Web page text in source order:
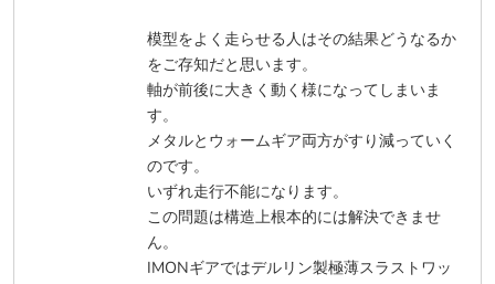
模型をよく走らせる人はその結果どうなるか
をご存知だと思います。
軸が前後に大きく動く様になってしまいま
す。
メタルとウォームギア両方がすり減っていく
のです。
いずれ走行不能になります。
この問題は構造上根本的には解決できませ
ん。
IMONギアではデルリン製極薄スラストワッ